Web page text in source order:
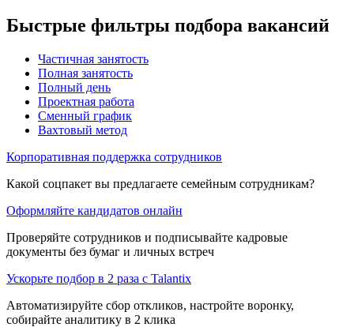
Быстрые фильтры подбора вакансий
Частичная занятость
Полная занятость
Полный день
Проектная работа
Сменный график
Вахтовый метод
Корпоративная поддержка сотрудников
Какой соцпакет вы предлагаете семейным сотрудникам?
Оформляйте кандидатов онлайн
Проверяйте сотрудников и подписывайте кадровые
документы без бумаг и личных встреч
Ускорьте подбор в 2 раза с Talantix
Автоматизируйте сбор откликов, настройте воронку,
собирайте аналитику в 2 клика